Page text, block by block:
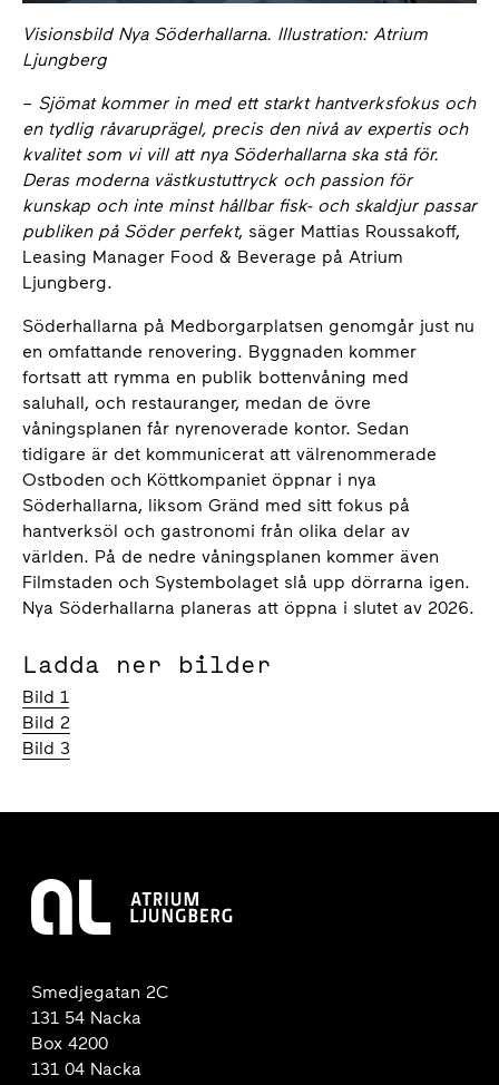
Visionsbild Nya Söderhallarna. Illustration: Atrium
Ljungberg
– Sjömat kommer in med ett starkt hantverksfokus och
en tydlig råvaruprägel, precis den nivå av expertis och
kvalitet som vi vill att nya Söderhallarna ska stå för.
Deras moderna västkustuttryck och passion för
kunskap och inte minst hållbar fisk- och skaldjur passar
publiken på Söder perfekt, säger Mattias Roussakoff,
Leasing Manager Food & Beverage på Atrium
Ljungberg.
Söderhallarna på Medborgarplatsen genomgår just nu
en omfattande renovering. Byggnaden kommer
fortsatt att rymma en publik bottenvåning med
saluhall, och restauranger, medan de övre
våningsplanen får nyrenoverade kontor. Sedan
tidigare är det kommunicerat att välrenommerade
Ostboden och Köttkompaniet öppnar i nya
Söderhallarna, liksom Gränd med sitt fokus på
hantverksöl och gastronomi från olika delar av
världen. På de nedre våningsplanen kommer även
Filmstaden och Systembolaget slå upp dörrarna igen.
Nya Söderhallarna planeras att öppna i slutet av 2026.
Ladda ner bilder
Bild 1
Bild 2
Bild 3
Smedjegatan 2C
131 54 Nacka
Box 4200
131 04 Nacka